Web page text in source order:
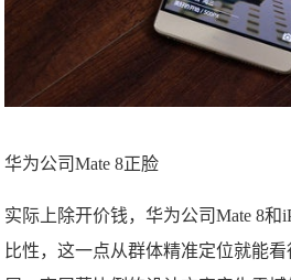
华为公司Mate 8正脸
实际上除开价钱，华为公司Mate 8和
比性，这一点从群体精准定位就能看